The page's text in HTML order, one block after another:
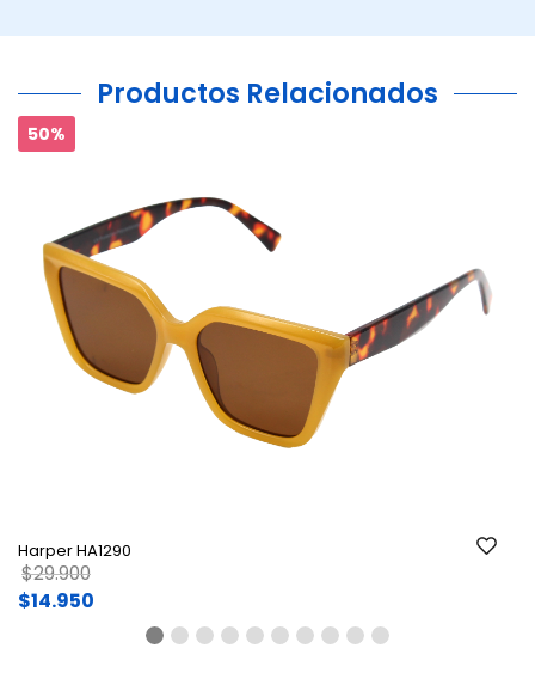
Productos Relacionados
50%
Harper HA1290
Price reduced from
$29.900to
$14.950